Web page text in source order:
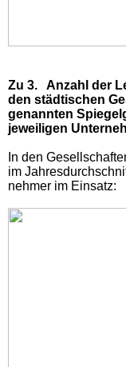
Zu 3. Anzahl der
den städtischen
genannten
jeweiligen
In den
im
nehmer im Einsatz: